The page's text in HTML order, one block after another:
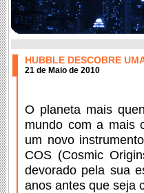
HUBBLE DESCOBRE
21 de Maio de 2010
O planeta mais
mundo com a mais
um novo
COS (Cosmic
devorado pela sua
anos antes que seja